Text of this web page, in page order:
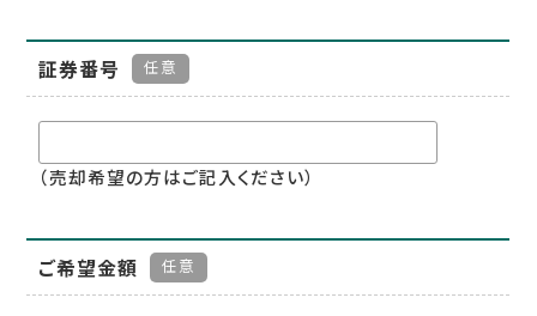
証券番号 任意
（売却希望の方はご記入ください）
ご希望金額 任意